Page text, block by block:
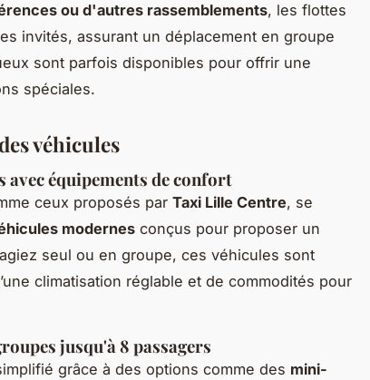
ou d'autres rassemblements, les flottes
invités, assurant un déplacement en groupe
sont parfois disponibles pour offrir une
spéciales.
véhicules
avec équipements de confort
ceux proposés par Taxi Lille Centre, se
modernes conçus pour proposer un
seul ou en groupe, ces véhicules sont
climatisation réglable et de commodités pour
jusqu'à 8 passagers
grâce à des options comme des mini-